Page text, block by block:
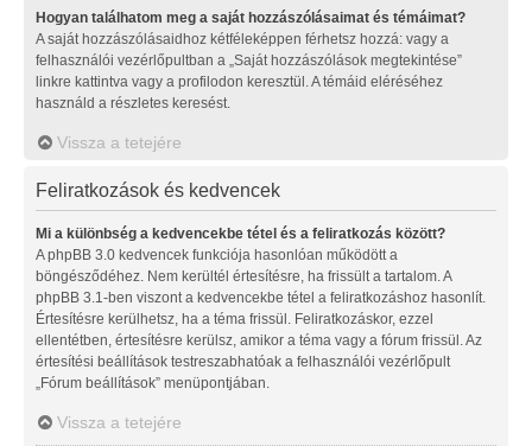
Hogyan találhatom meg a saját hozzászólásaimat és témáimat?
A saját hozzászólásaidhoz kétféleképpen férhetsz hozzá: vagy a
felhasználói vezérlőpultban a „Saját hozzászólások megtekintése”
linkre kattintva vagy a profilodon keresztül. A témáid eléréséhez
használd a részletes keresést.
Vissza a tetejére
Feliratkozások és kedvencek
Mi a különbség a kedvencekbe tétel és a feliratkozás között?
A phpBB 3.0 kedvencek funkciója hasonlóan működött a
böngésződéhez. Nem kerültél értesítésre, ha frissült a tartalom. A
phpBB 3.1-ben viszont a kedvencekbe tétel a feliratkozáshoz hasonlít.
Értesítésre kerülhetsz, ha a téma frissül. Feliratkozáskor, ezzel
ellentétben, értesítésre kerülsz, amikor a téma vagy a fórum frissül. Az
értesítési beállítások testreszabhatóak a felhasználói vezérlőpult
„Fórum beállítások” menüpontjában.
Vissza a tetejére